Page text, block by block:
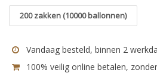
200 zakken (10000 ballonnen)
Vandaag besteld, binnen 2
100% veilig online betalen,